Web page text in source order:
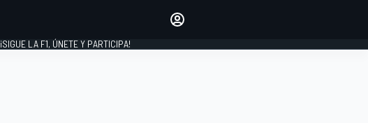
¡SIGUE LA F1, ÚNETE Y PARTICIPA!